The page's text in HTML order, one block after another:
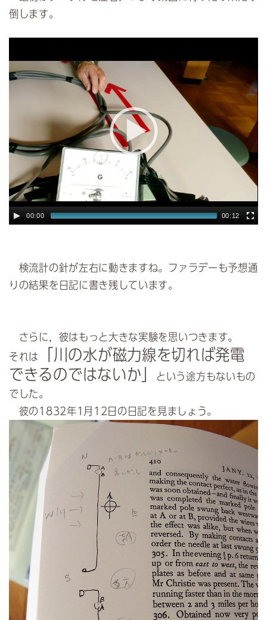
倒します。
00:00 00:12
検流計の針が左右に動きますね。ファラデーも予想通
りの結果を日記に書き残しています。
さらに，彼はもっと大きな実験を思いつきます。
それは
「川の水が磁力線を切れば発電
できるのではないか」
という途方もないもの
でした。
彼の1832年1月12日の日記を見ましょう。